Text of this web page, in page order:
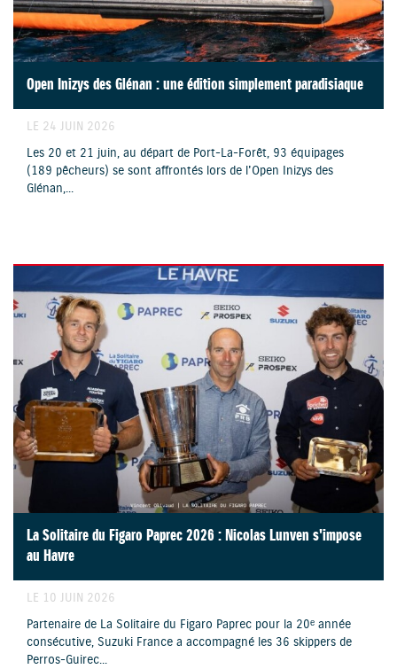
Open Inizys des Glénan : une édition simplement paradisiaque
LE 24 JUIN 2026
Les 20 et 21 juin, au départ de Port-La-Forêt, 93 équipages
(189 pêcheurs) se sont affrontés lors de l'Open Inizys des
Glénan,...
La Solitaire du Figaro Paprec 2026 : Nicolas Lunven s'impose
au Havre
LE 10 JUIN 2026
Partenaire de La Solitaire du Figaro Paprec pour la 20ᵉ année
consécutive, Suzuki France a accompagné les 36 skippers de
Perros-Guirec...